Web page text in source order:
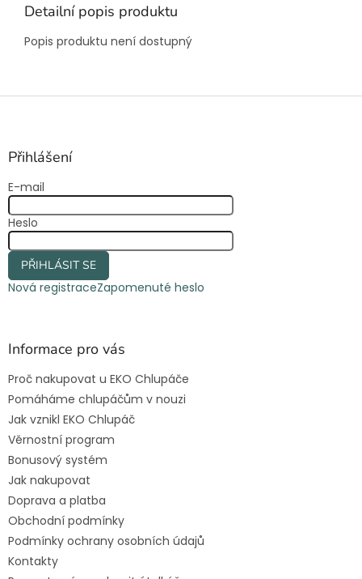
Detailní popis produktu
Popis produktu není dostupný
Z
Přihlášení
E-mail
Heslo
PŘIHLÁSIT SE
Nová registraceZapomenuté heslo
Informace pro vás
Proč nakupovat u EKO Chlupáče
Pomáháme chlupáčům v nouzi
Jak vznikl EKO Chlupáč
Věrnostní program
Bonusový systém
Jak nakupovat
Doprava a platba
Obchodní podmínky
Podmínky ochrany osobních údajů
Kontakty